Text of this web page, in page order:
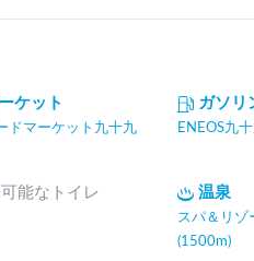
ケット
ドマーケット九十九
ガソリ
ENEOS九
能なトイレ 温泉
スパ＆リゾ
(1500m)